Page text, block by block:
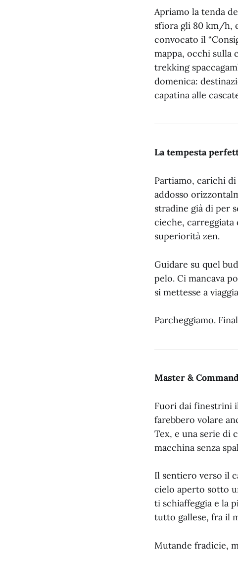
Apriamo la tenda
sfiora gli 80 km/h,
convocato il
mappa, occhi sulla
trekking
domenica:
capatina alle
La tempesta
Partiamo, carichi
addosso
stradine già di per
cieche,
superiorità zen.
Guidare su quel
pelo. Ci mancava
si mettesse a
Parcheggiamo.
Master &
Fuori dai finestrini
farebbero volare
Tex, e una serie di
macchina senza
Il sentiero verso il
cielo aperto sotto
ti schiaffeggia e la
tutto gallese, fra il
Mutande fradicie,